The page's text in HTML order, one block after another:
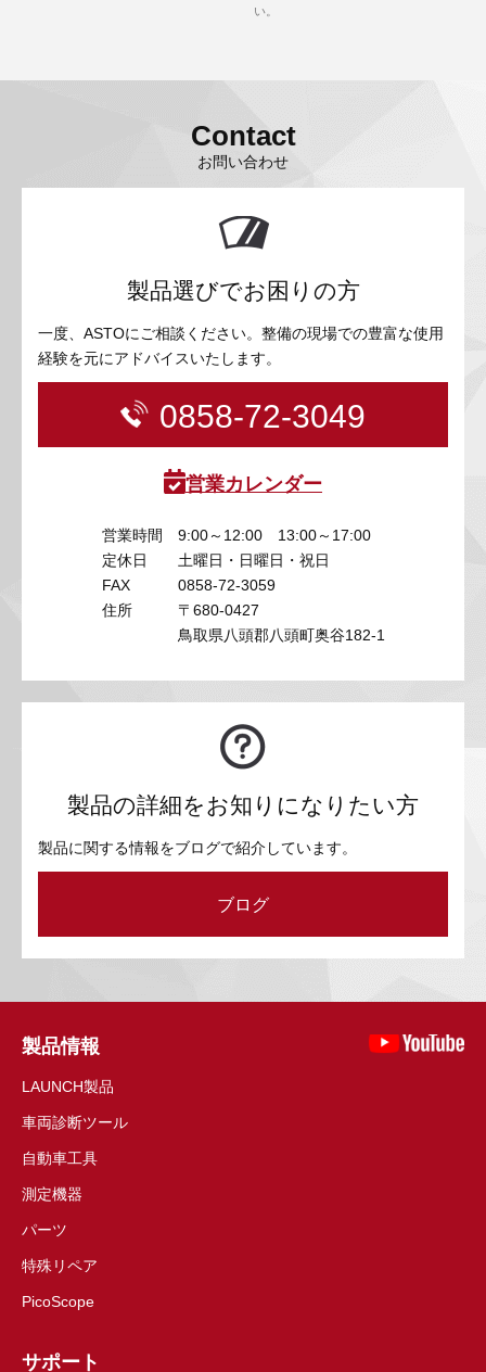
い。
Contact
お問い合わせ
製品選びでお困りの方
一度、ASTOにご相談ください。整備の現場での豊富な使用
経験を元にアドバイスいたします。
0858-72-3049
営業カレンダー
営業時間
9:00～12:00 13:00～17:00
定休日
土曜日・日曜日・祝日
FAX
0858-72-3059
住所
〒680-0427
鳥取県八頭郡八頭町奥谷182-1
製品の詳細をお知りになりたい方
製品に関する情報をブログで紹介しています。
ブログ
製品情報
LAUNCH製品
車両診断ツール
自動車工具
測定機器
パーツ
特殊リペア
PicoScope
サポート